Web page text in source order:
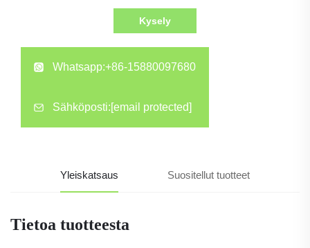
Kysely
Whatsapp:+86-15880097680
Sähköposti: [email protected]
Yleiskatsaus Suositellut tuotteet
Tietoa tuotteesta